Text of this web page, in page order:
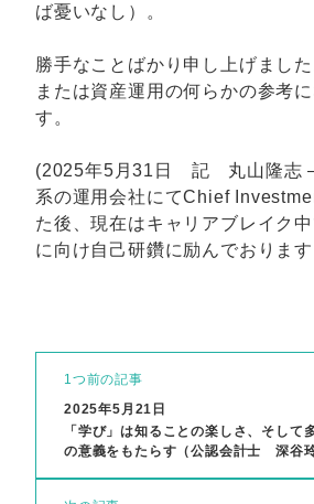
ば憂いなし）。
勝手なことばかり申し上げまし
または資産運用の何らかの参考
す。
(2025年5月31日 記 丸山隆志 –
系の運用会社にてChief
た後、現在はキャリアブレイク
に向け自己研鑽に励んでおります
1つ前の記事
2025年5月21日
「学び」は知ることの楽しさ、そして
の意義をもたらす（公認会計士 深谷玲